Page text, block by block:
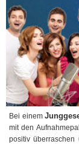
Bei einem
mit den
positiv